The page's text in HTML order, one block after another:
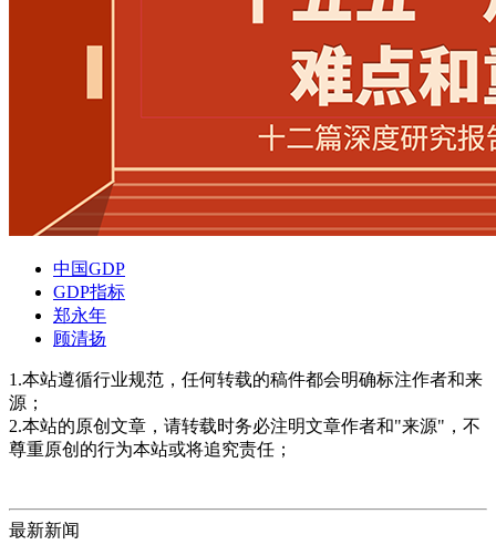
中国GDP
GDP指标
郑永年
顾清扬
1.本站遵循行业规范，任何转载的稿件都会明确标注作者和来
源；
2.本站的原创文章，请转载时务必注明文章作者和"来源"，不
尊重原创的行为本站或将追究责任；
最新新闻